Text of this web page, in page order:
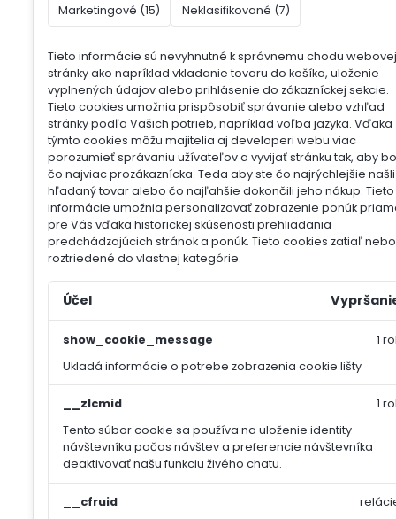
Marketingové (15) Neklasifikované (7)
Tieto informácie sú nevyhnutné k správnemu chodu webovej
stránky ako napríklad vkladanie tovaru do košíka, uloženie
vyplnených údajov alebo prihlásenie do zákazníckej sekcie.
Tieto cookies umožnia prispôsobiť správanie alebo vzhľad
stránky podľa Vašich potrieb, napríklad voľba jazyka. Vďaka
týmto cookies môžu majitelia aj developeri webu viac
porozumieť správaniu užívateľov a vyvijať stránku tak, aby
čo najviac prozákaznícka. Teda aby ste čo najrýchlejšie našli
hľadaný tovar alebo čo najľahšie dokončili jeho nákup. Tieto
informácie umožnia personalizovať zobrazenie ponúk
pre Vás vďaka historickej skúsenosti prehliadania
predchádzajúcich stránok a ponúk. Tieto cookies zatiaľ
roztriedené do vlastnej kategórie.
Účel
show_cookie_message
Ukladá informácie o potrebe zobrazenia cookie lišty
1
__zlcmid
Tento súbor cookie sa používa na uloženie identity
návštevníka počas návštev a preferencie návštevníka
deaktivovať našu funkciu živého chatu.
1
__cfruid